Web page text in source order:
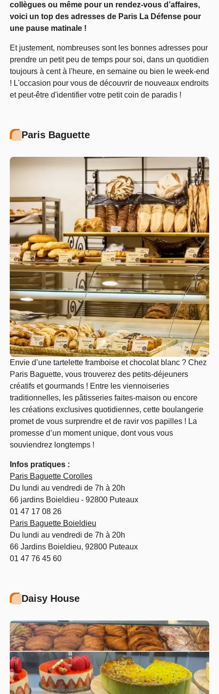
collègues ou même pour un rendez-vous d’affaires,
voici un top des adresses de Paris La Défense pour
une pause matinale !
Et justement, nombreuses sont les bonnes adresses pour
prendre un petit peu de temps pour soi, dans un quotidien
toujours à cent à l'heure, en semaine ou bien le week-end
! L'occasion pour vous de découvrir de nouveaux endroits
et peut-être d'identifier votre petit coin de paradis !
Paris Baguette
Envie d’une tartelette framboise et chocolat blanc ? Chez
Paris Baguette, vous trouverez des petits-déjeuners
créatifs et gourmands ! Entre les viennoiseries
traditionnelles, les pâtisseries faites-maison ou encore
les créations exclusives quotidiennes, cette boulangerie
promet de vous surprendre et de ravir vos papilles ! La
promesse d’un moment unique, dont vous vous
souviendrez longtemps !
Infos pratiques :
Paris Baguette Corolles
Du lundi au vendredi de 7h à 20h
66 jardins Boieldieu - 92800 Puteaux
01 47 17 08 26
Paris Baguette Boieldieu
Du lundi au vendredi de 7h à 20h
66 Jardins Boieldieu, 92800 Puteaux
01 47 76 45 60
Daisy House